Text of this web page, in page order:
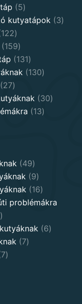
products
55
products
kutyatápok 33
122122
products
159159
products
131131
products
130130
2727
products3030
1313
4949
products
99
products
1616
products
problémákra
products
66
77
77